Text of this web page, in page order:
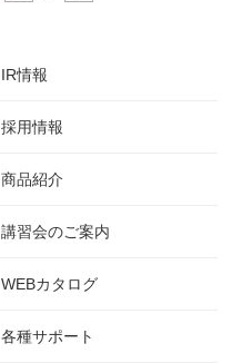
IR情報
採用情報
商品紹介
講習会のご案内
WEBカタログ
各種サポート